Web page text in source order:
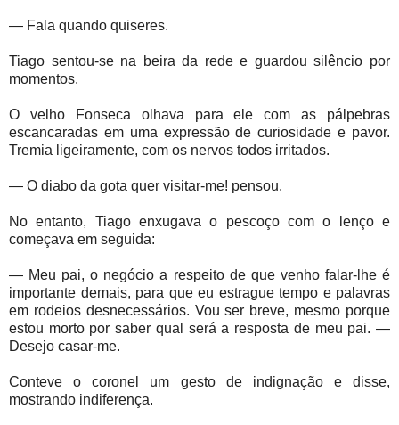
— Fala quando quiseres.
Tiago sentou-se na beira da rede e guardou silêncio por
momentos.
O velho Fonseca olhava para ele com as pálpebras
escancaradas em uma expressão de curiosidade e pavor.
Tremia ligeiramente, com os nervos todos irritados.
— O diabo da gota quer visitar-me! pensou.
No entanto, Tiago enxugava o pescoço com o lenço e
começava em seguida:
— Meu pai, o negócio a respeito de que venho falar-lhe é
importante demais, para que eu estrague tempo e palavras
em rodeios desnecessários. Vou ser breve, mesmo porque
estou morto por saber qual será a resposta de meu pai. —
Desejo casar-me.
Conteve o coronel um gesto de indignação e disse,
mostrando indiferença.